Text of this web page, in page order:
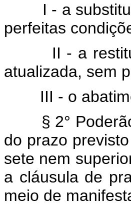
I - a
perfeitas
II - a
atualizada, sem
III - o
§ 2°
do prazo
sete nem
a cláusula de
meio de